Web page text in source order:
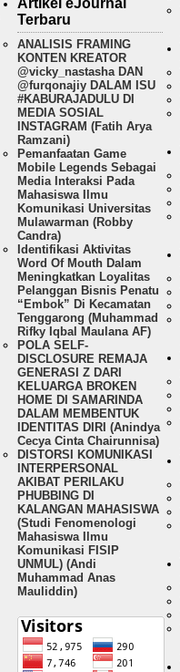
Terbaru
ANALISIS FRAMING
KONTEN KREATOR
@vicky_nastasha DAN
@furqonajiy DALAM ISU
#KABURAJADULU DI
MEDIA SOSIAL
INSTAGRAM (Fatih Arya
Ramzani)
Pemanfaatan Game
Mobile Legends Sebagai
Media Interaksi Pada
Mahasiswa Ilmu
Komunikasi Universitas
Mulawarman (Robby
Candra)
Identifikasi Aktivitas
Word Of Mouth Dalam
Meningkatkan Loyalitas
Pelanggan Bisnis Penatu
“Embok” Di Kecamatan
Tenggarong (Muhammad
Rifky Iqbal Maulana AF)
POLA SELF-
DISCLOSURE REMAJA
GENERASI Z DARI
KELUARGA BROKEN
HOME DI SAMARINDA
DALAM MEMBENTUK
IDENTITAS DIRI (Anindya
Cecya Cinta Chairunnisa)
DISTORSI KOMUNIKASI
INTERPERSONAL
AKIBAT PERILAKU
PHUBBING DI
KALANGAN MAHASISWA
(Studi Fenomenologi
Mahasiswa Ilmu
Komunikasi FISIP
UNMUL) (Andi
Muhammad Anas
Mauliddin)